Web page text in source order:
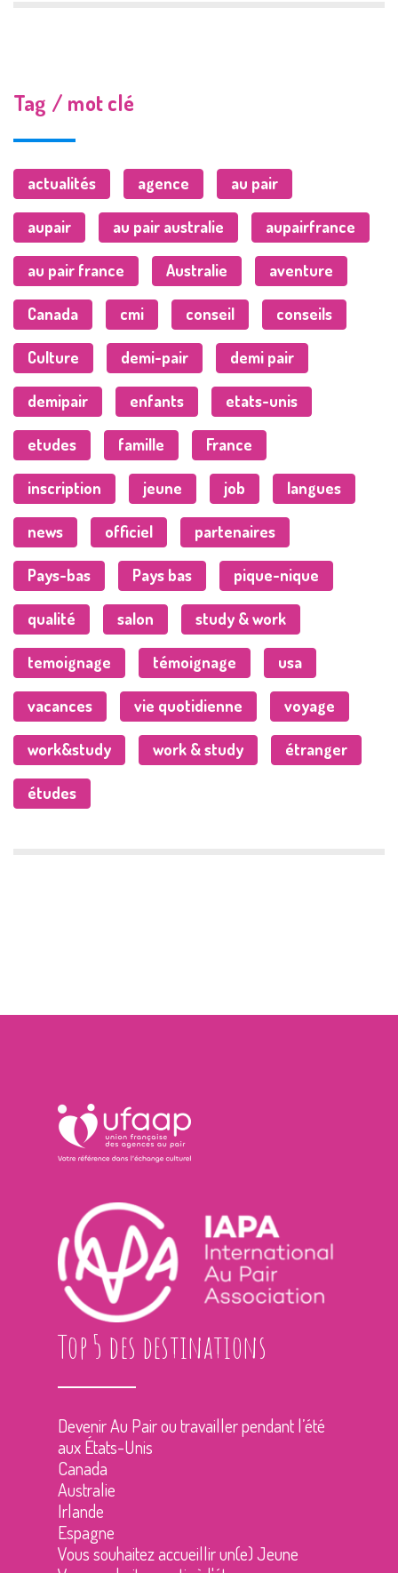
Tag / mot clé
actualités agence au pair
aupair au pair australie aupairfrance
au pair france Australie aventure
Canada cmi conseil conseils
Culture demi-pair demi pair
demipair enfants etats-unis
etudes famille France
inscription jeune job langues
news officiel partenaires
Pays-bas Pays bas pique-nique
qualité salon study & work
temoignage témoignage usa
vacances vie quotidienne voyage
work&study work & study étranger
études
Top 5 des destinations
Devenir Au Pair ou travailler pendant l’été
aux États-Unis
Canada
Australie
Irlande
Espagne
Vous souhaitez accueillir un(e) Jeune